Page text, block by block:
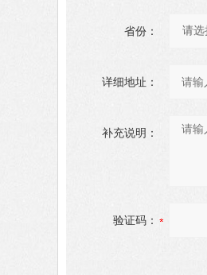
省份：
详细地址：
补充说明：
验证码：